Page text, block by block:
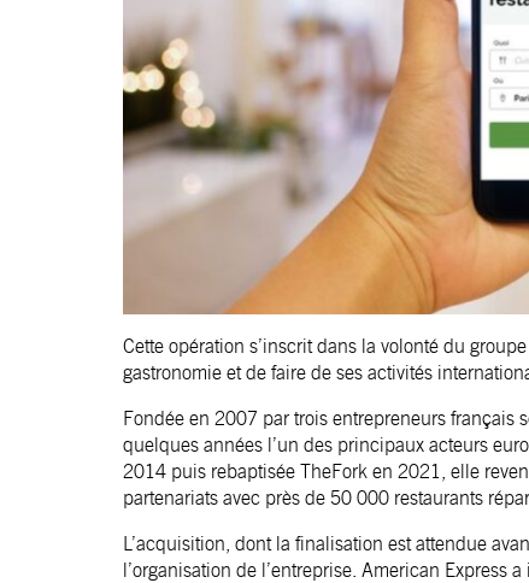
Cette opération s’inscrit dans la volonté du
gastronomie et de faire de ses activités
Fondée en 2007 par trois entrepreneurs français
quelques années l’un des principaux acteurs
2014 puis rebaptisée TheFork en 2021, elle
partenariats avec près de 50 000 restaurants
L’acquisition, dont la finalisation est attendue
l’organisation de l’entreprise. American Express